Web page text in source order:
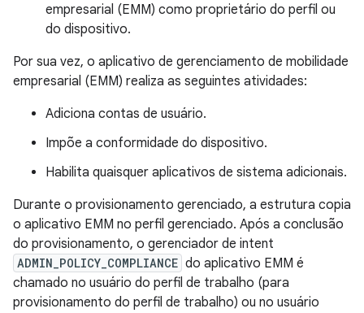
empresarial (EMM) como proprietário do perfil ou
do dispositivo.
Por sua vez, o aplicativo de gerenciamento de mobilidade
empresarial (EMM) realiza as seguintes atividades:
Adiciona contas de usuário.
Impõe a conformidade do dispositivo.
Habilita quaisquer aplicativos de sistema adicionais.
Durante o provisionamento gerenciado, a estrutura copia
o aplicativo EMM no perfil gerenciado. Após a conclusão
do provisionamento, o gerenciador de intent
ADMIN_POLICY_COMPLIANCE do aplicativo EMM é
chamado no usuário do perfil de trabalho (para
provisionamento do perfil de trabalho) ou no usuário